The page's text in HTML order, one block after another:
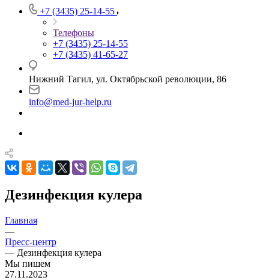
+7 (3435) 25-14-55
Телефоны
+7 (3435) 25-14-55
+7 (3435) 41-65-27
Нижний Тагил, ул. Октябрьской революции, 86
info@med-jur-help.ru
Дезинфекция кулера
Главная
—
Пресс-центр
— Дезинфекция кулера
Мы пишем
27.11.2023